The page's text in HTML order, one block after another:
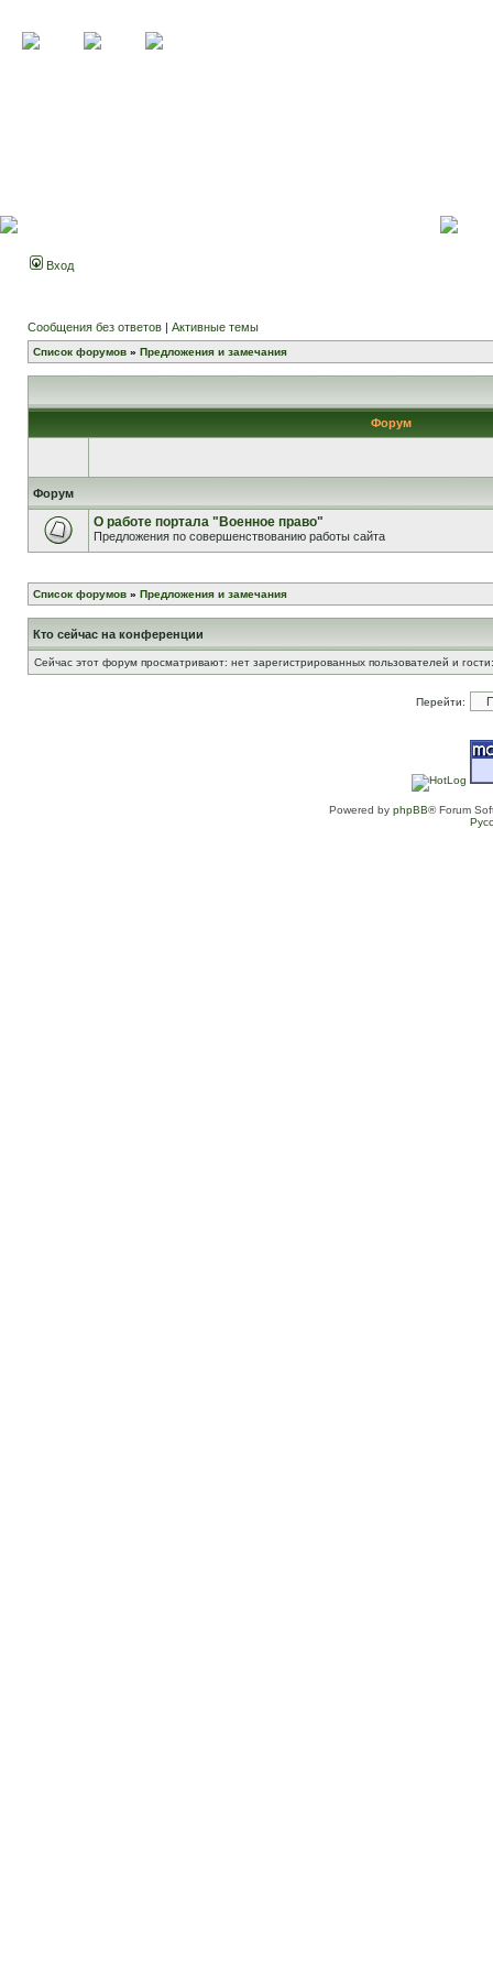
Вход
Сообщения без ответов | Активные темы
Список форумов » Предложения и замечания
Форум
Форум
О работе портала "Военное право"
Предложения по совершенствованию работы сайта
Список форумов » Предложения и замечания
Кто сейчас на конференции
Сейчас этот форум просматривают: нет зарегистрированных пользователей и
Перейти:
Powered by phpBB® Forum